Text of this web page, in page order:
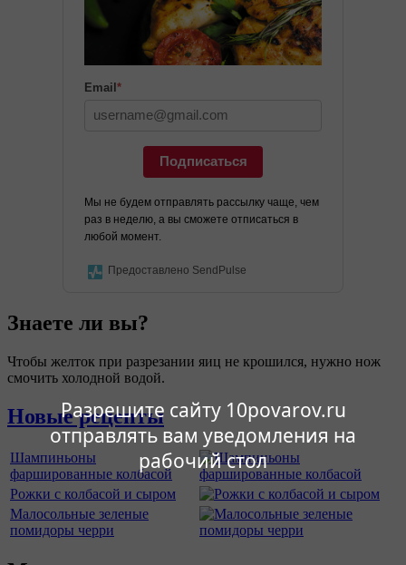
Разрешите сайту 10povarov.ru
отправлять вам уведомления на
рабочий стол
Email *
Подписаться
Мы не будем отправлять рассылку чаще, чем
раз в неделю, а вы сможете отписаться в
любой момент.
Предоставлено SendPulse
Знаете ли вы?
Чтобы желток при разрезании яиц не крошился, нужно нож
смочить холодной водой.
Новые рецепты
Шампиньоны
фаршированные колбасой
Рожки с колбасой и сыром
Малосольные зеленые
помидоры черри